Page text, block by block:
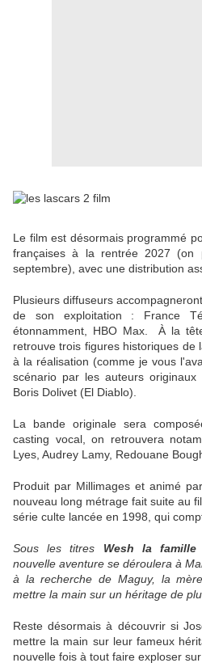
Le film est désormais programmé
françaises à la rentrée 2027
septembre), avec une distribution
Plusieurs diffuseurs
de son exploitation : France
étonnamment, HBO Max. À la
retrouve trois figures historiques de
à la réalisation (comme je vous
scénario par les auteurs
Boris Dolivet (El Diablo).
La bande originale sera
casting vocal, on retrouvera
Lyes, Audrey Lamy, Redouane
Produit par Millimages et animé
nouveau long métrage fait suite au
série culte lancée en 1998, qui
Sous les titres Wesh la famille
nouvelle aventure se déroulera à
à la recherche de Maguy, la
mettre la main sur un héritage de
Reste désormais à découvrir si
mettre la main sur leur fameux
nouvelle fois à tout faire exploser